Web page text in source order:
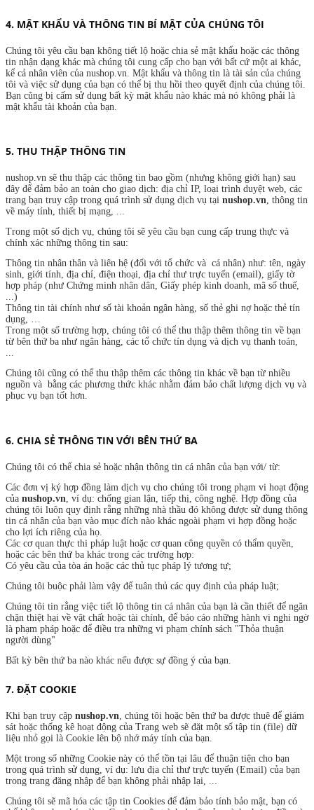
4. MẬT KHẨU VÀ THÔNG TIN BÍ MẬT CỦA CHÚNG TÔI
Chúng tôi yêu cầu bạn không tiết lộ hoặc chia sẻ mật khẩu hoặc các thông
tin nhận dạng khác mà chúng tôi cung cấp cho bạn với bất cứ một ai khác,
kể cả nhân viên của nushop.vn. Mật khẩu và thông tin là tài sản của chúng
tôi và việc sử dụng của bạn có thể bị thu hồi theo quyết định của chúng tôi.
Bạn cũng bị cấm sử dụng bất kỳ mật khẩu nào khác mà nó không phải là
mật khẩu tài khoản của bạn.
5. THU THẬP THÔNG TIN
nushop.vn sẽ thu thập các thông tin bao gồm (nhưng không giới hạn) sau
đây để đảm bảo an toàn cho giao dịch: địa chỉ IP, loại trình duyệt web, các
trang bạn truy cập trong quá trình sử dụng dịch vụ tại nushop.vn, thông tin
về máy tính, thiết bị mạng, ...
Trong một số dịch vụ, chúng tôi sẽ yêu cầu bạn cung cấp trung thực và
chính xác những thông tin sau:
Thông tin nhân thân và liên hệ (đối với tổ chức và cá nhân) như: tên, ngày
sinh, giới tính, địa chỉ, điện thoại, địa chỉ thư trực tuyến (email), giấy tờ
hợp pháp (như Chứng minh nhân dân, Giấy phép kinh doanh, mã số thuế,
...)
Thông tin tài chính như số tài khoản ngân hàng, số thẻ ghi nợ hoặc thẻ tín
dụng, …
Trong một số trường hợp, chúng tôi có thể thu thập thêm thông tin về bạn
từ bên thứ ba như ngân hàng, các tổ chức tín dụng và dịch vụ thanh toán,
...
Chúng tôi cũng có thể thu thập thêm các thông tin khác về bạn từ nhiều
nguồn và bằng các phương thức khác nhằm đảm bảo chất lượng dịch vụ và
phục vụ bạn tốt hơn.
6. CHIA SẺ THÔNG TIN VỚI BÊN THỨ BA
Chúng tôi có thể chia sẻ hoặc nhận thông tin cá nhân của bạn với/ từ:
Các đơn vị ký hợp đồng làm dịch vụ cho chúng tôi trong phạm vi hoạt động
của nushop.vn , ví dụ: chống gian lận, tiếp thị, công nghệ. Hợp đồng của
chúng tôi luôn quy định rằng những nhà thầu đó không được sử dụng thông
tin cá nhân của bạn vào mục đích nào khác ngoài phạm vi hợp đồng hoặc
cho lợi ích riêng của họ.
Các cơ quan thực thi pháp luật hoặc cơ quan công quyền có thẩm quyền,
hoặc các bên thứ ba khác trong các trường hợp:
Có yêu cầu của tòa án hoặc các thủ tục pháp lý tương tự;
Chúng tôi buộc phải làm vậy để tuân thủ các quy định của pháp luật;
Chúng tôi tin rằng việc tiết lộ thông tin cá nhân của bạn là cần thiết để ngăn
chặn thiệt hại về vật chất hoặc tài chính, để báo cáo những hành vi nghi ngờ
là phạm pháp hoặc để điều tra những vi phạm chính sách "Thỏa thuận
người dùng"
Bất kỳ bên thứ ba nào khác nếu được sự đồng ý của bạn.
7. ĐẶT COOKIE
Khi bạn truy cập nushop.vn, chúng tôi hoặc bên thứ ba được thuê để giám
sát hoặc thống kê hoạt động của Trang web sẽ đặt một số tập tin (file) dữ
liệu nhỏ gọi là Cookie lên bộ nhớ máy tính của bạn.
Một trong số những Cookie này có thể tồn tại lâu để thuận tiện cho bạn
trong quá trình sử dụng, ví dụ: lưu địa chỉ thư trực tuyến (Email) của bạn
trong trang đăng nhập để bạn không phải nhập lại, ...
Chúng tôi sẽ mã hóa các tập tin Cookies để đảm bảo tính bảo mật, bạn có